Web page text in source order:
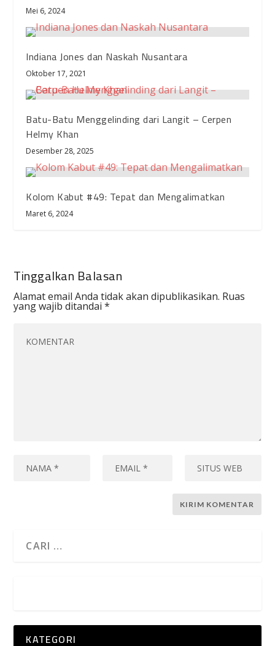
Mei 6, 2024
Indiana Jones dan Naskah Nusantara
Oktober 17, 2021
Batu-Batu Menggelinding dari Langit – Cerpen
Helmy Khan
Desember 28, 2025
Kolom Kabut #49: Tepat dan Mengalimatkan
Maret 6, 2024
Tinggalkan Balasan
Alamat email Anda tidak akan dipublikasikan. Ruas
yang wajib ditandai*
KATEGORI